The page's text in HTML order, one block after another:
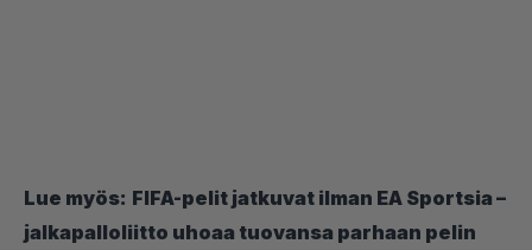
Lue myös: FIFA-pelit jatkuvat ilman EA Sportsia –
jalkapalloliitto uhoaa tuovansa parhaan pelin